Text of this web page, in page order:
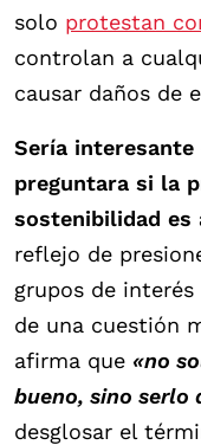
solo protestan
controlan a
causar daños de
Sería
preguntara si la
sostenibilidad es
reflejo de
grupos de interés
de una cuestión
afirma que «no
bueno, sino serlo
desglosar el